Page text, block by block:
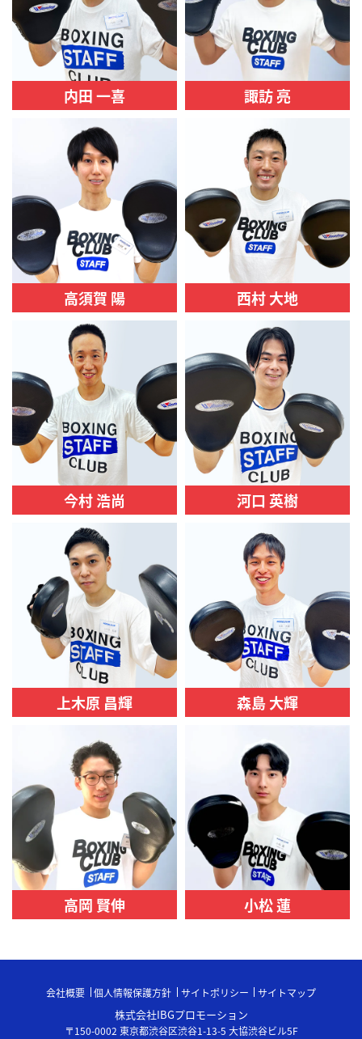
内田 一喜 諏訪 亮
高須賀 陽 西村 大地
今村 浩尚 河口 英樹
上木原 昌輝 森島 大輝
高岡 賢伸 小松 蓮
会社概要 個人情報保護方針 サイトポリシー サイトマップ
株式会社IBGプロモーション
〒150-0002 東京都渋谷区渋谷1-13-5 大協渋谷ビル5F